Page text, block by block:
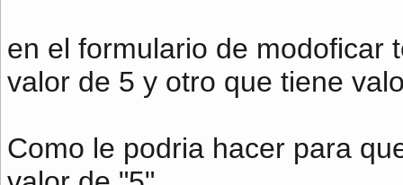
en el formulario de modoficar
valor de 5 y otro que tiene
Como le podria hacer para